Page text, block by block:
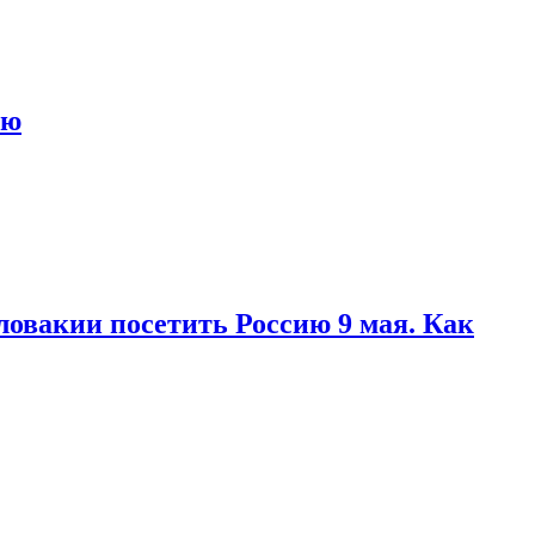
посетить Россию 9 мая. Как